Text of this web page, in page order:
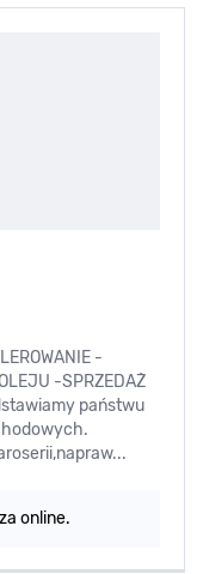
-
-SPRZEDAŻ
państwu
online.